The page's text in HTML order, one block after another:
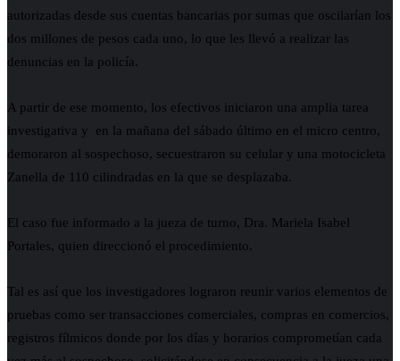
autorizadas desde sus cuentas bancarias por sumas que oscilarían los
dos millones de pesos cada uno, lo que les llevó a realizar las
denuncias en la policía.
A partir de ese momento, los efectivos iniciaron una amplia tarea
investigativa y en la mañana del sábado último en el micro centro,
demoraron al sospechoso, secuestraron su celular y una motocicleta
Zanella de 110 cilindradas en la que se desplazaba.
El caso fue informado a la jueza de turno, Dra. Mariela Isabel
Portales, quien direccionó el procedimiento.
Tal es así que los investigadores lograron reunir varios elementos de
pruebas como ser transacciones comerciales, compras en comercios,
registros fílmicos donde por los días y horarios comprometían cada